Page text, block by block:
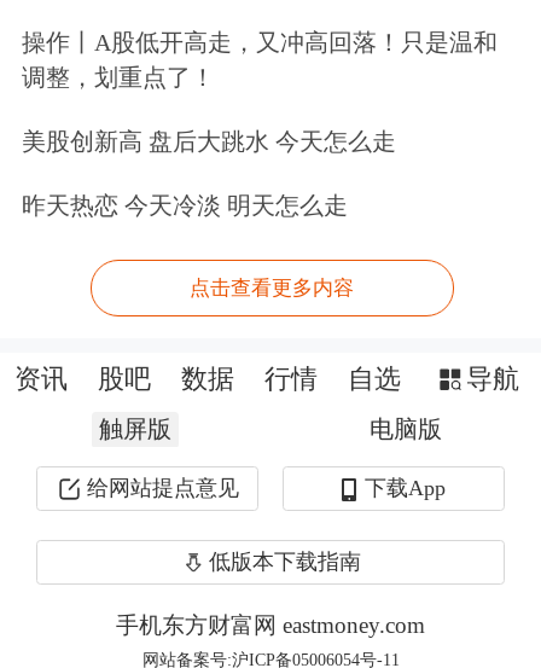
场环境。届时流动性通常较低，日本若
本政策利率为1%，远低于美联储3.50%
持续推动投资者卖出日元。日本央行官
员近期则不断强调，日元贬值正在推高
进口成本，并可能进一步传导至国内物
价。
日本央行最新发布的季度“短观”企业调
查显示，大型企业信心升至八年来最高
操作丨A股低开高走，又冲高回落！只是温和
调整，划重点了！
美股创新高 盘后大跳水 今天怎么走
昨天热恋 今天冷淡 明天怎么走
点击查看更多内容
资讯 股吧 数据 行情 自选 导航
触屏版 电脑版
给网站提点意见 下载App
低版本下载指南
手机东方财富网 eastmoney.com
网站备案号:沪ICP备05006054号-11